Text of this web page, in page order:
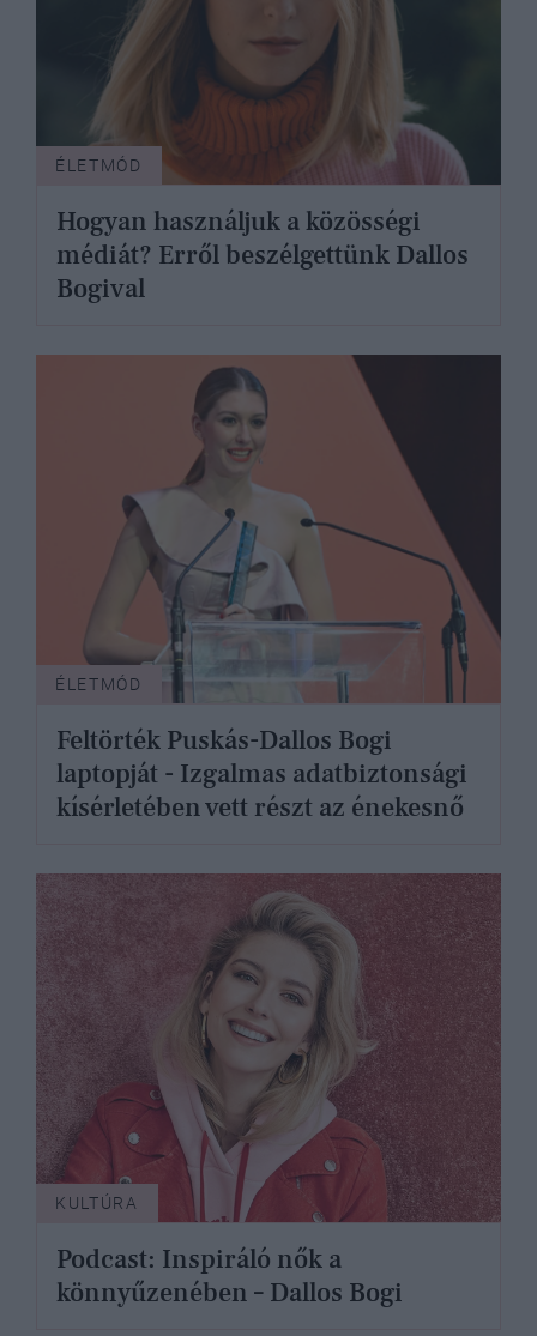
ÉLETMÓD
Hogyan használjuk a közösségi
médiát? Erről beszélgettünk Dallos
Bogival
ÉLETMÓD
Feltörték Puskás-Dallos Bogi
laptopját - Izgalmas adatbiztonsági
kísérletében vett részt az énekesnő
KULTÚRA
Podcast: Inspiráló nők a
könnyűzenében – Dallos Bogi